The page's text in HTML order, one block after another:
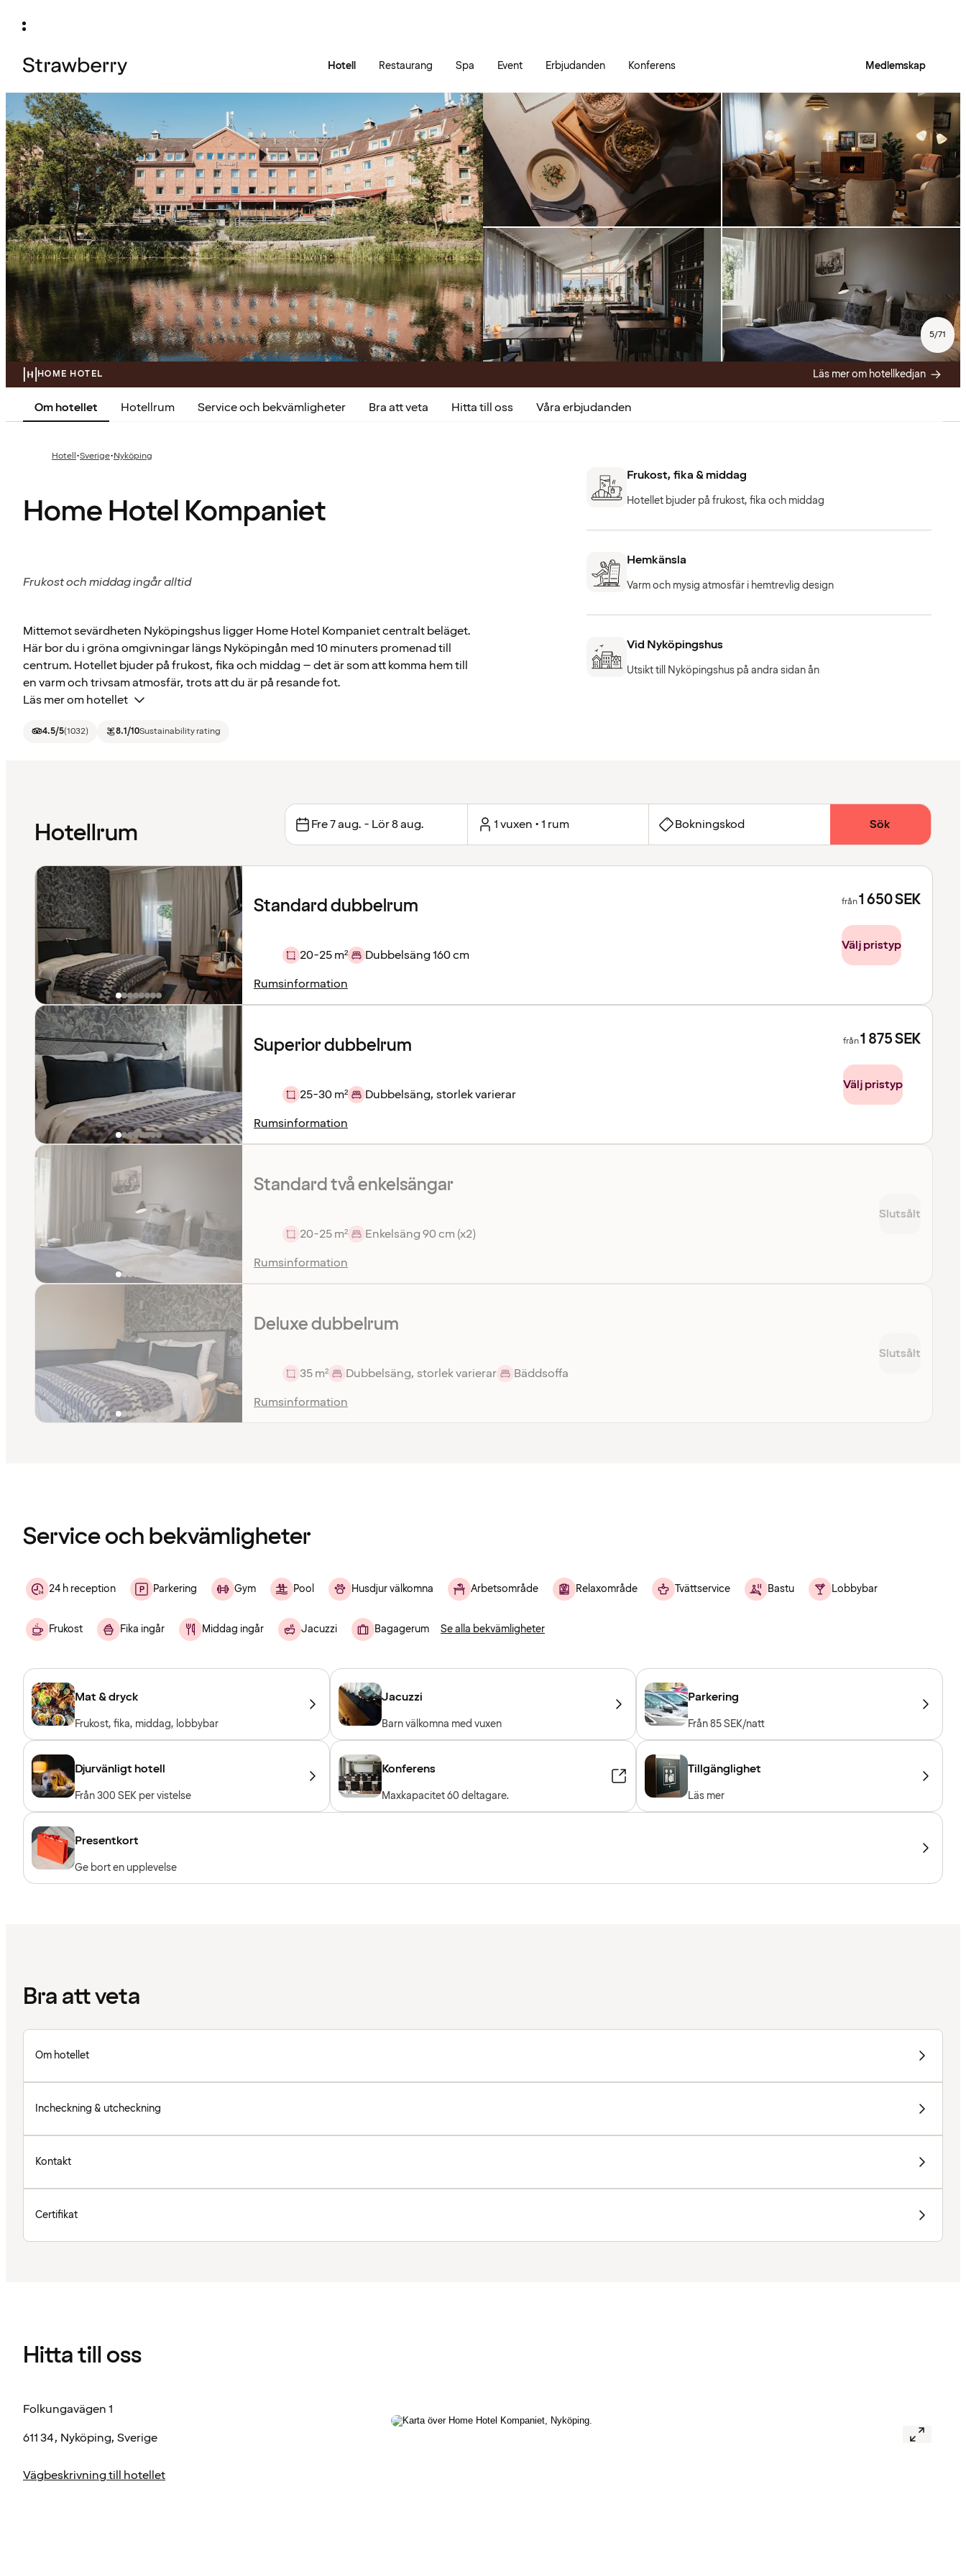
Hotell Restaurang Spa Event Erbjudanden Konferens Medlemskap
5/71
HOME HOTEL Läs mer om hotellkedjan
Om hotellet Hotellrum Service och bekvämligheter Bra att veta Hitta till oss Våra erbjudanden
Hotell·Sverige·Nyköping
Home Hotel Kompaniet
Frukost och middag ingår alltid
Mittemot sevärdheten Nyköpingshus ligger Home Hotel Kompaniet centralt beläget.
Här bor du i gröna omgivningar längs Nyköpingån med 10 minuters promenad till
centrum. Hotellet bjuder på frukost, fika och middag – det är som att komma hem till
en varm och trivsam atmosfär, trots att du är på resande fot.
Läs mer om hotellet
4.5/5(1032) 8.1/10Sustainability rating
Frukost, fika & middag
Hotellet bjuder på frukost, fika och middag
Hemkänsla
Varm och mysig atmosfär i hemtrevlig design
Vid Nyköpingshus
Utsikt till Nyköpingshus på andra sidan ån
Hotellrum Fre 7 aug. - Lör 8 aug. 1 vuxen • 1 rum Bokningskod Sök
Standard dubbelrum
20-25 m²
Dubbelsäng 160 cm
Rumsinformation
från1 650SEK
Välj pristyp
Superior dubbelrum
25-30 m²
Dubbelsäng, storlek varierar
Rumsinformation
från1 875SEK
Välj pristyp
Standard två enkelsängar
20-25 m²
Enkelsäng 90 cm (x2)
Rumsinformation
Slutsålt
Deluxe dubbelrum
35 m² Dubbelsäng, storlek varierar
Bäddsoffa
Rumsinformation
Slutsålt
Service och bekvämligheter
24 h reception Parkering Gym Pool Husdjur välkomna Arbetsområde Relaxområde Tvättservice Bastu Lobbybar
Frukost Fika ingår Middag ingår Jacuzzi Bagagerum Se alla bekvämligheter
Mat & dryck
Frukost, fika, middag, lobbybar
Jacuzzi
Barn välkomna med vuxen
Parkering
Från 85 SEK/natt
Djurvänligt hotell
Från 300 SEK per vistelse
Konferens
Maxkapacitet 60 deltagare.
Tillgänglighet
Läs mer
Presentkort
Ge bort en upplevelse
Bra att veta
Om hotellet
Incheckning & utcheckning
Kontakt
Certifikat
Hitta till oss
Folkungavägen 1
611 34, Nyköping, Sverige
Vägbeskrivning till hotellet